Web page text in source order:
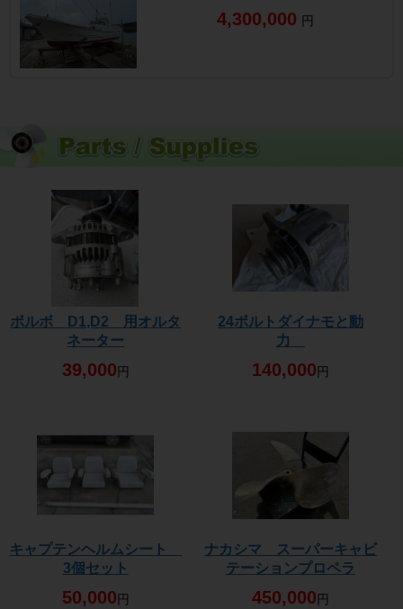
4,300,000 円
ボルボ D1,D2 用オルタ
ネーター
39,000 円
24ボルトダイナモと動
力
140,000 円
キャプテンヘルムシート
3個セット
50,000 円
ナカシマ スーパーキャビ
テーションプロペラ
450,000 円